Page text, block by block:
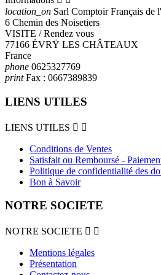
location_on Sarl Comptoir Français de
6 Chemin des Noisetiers
VISITE / Rendez vous
77166 ÉVRŸ LES CHÂTEAUX
France
phone 0625327769
printFax : 0667389839
LIENS UTILES
LIENS UTILES  
Conditions de Ventes
Satisfait ou Remboursé -
Politique de confidentialité des
Bon à Savoir
NOTRE SOCIETE
NOTRE SOCIETE  
Mentions légales
Présentation